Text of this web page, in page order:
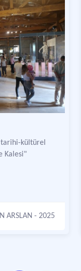
tarihi-kültürel
Kalesi"
ARSLAN - 2025